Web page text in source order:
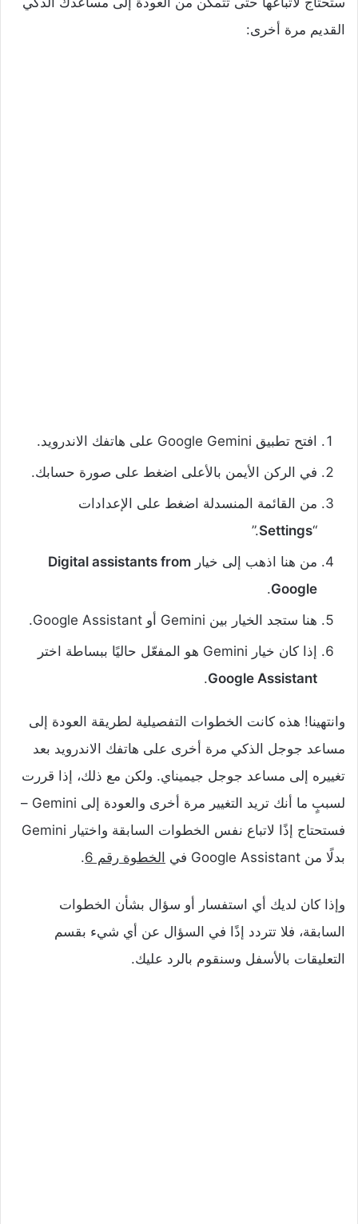
القديم مرة أخرى:
افتح تطبيق Google Gemini على هاتفك الاندرويد.
في الركن الأيمن بالأعلى اضغط على صورة حسابك.
من القائمة المنسدلة اضغط على الإعدادات
“
Settings
.”
من هنا اذهب إلى خيار Digital assistants from
Google
.
هنا ستجد الخيار بين Gemini أو Google Assistant.
إذا كان خيار Gemini هو المفعّل حاليًا ببساطة اختر
Google Assistant
.
وانتهينا! هذه كانت الخطوات التفصيلية لطريقة العودة إلى
مساعد جوجل الذكي مرة أخرى على هاتفك الاندرويد بعد
تغييره إلى مساعد جوجل جيميناي. ولكن مع ذلك، إذا قررت
لسببٍ ما أنك تريد التغيير مرة أخرى والعودة إلى Gemini –
فستحتاج إذًا لاتباع نفس الخطوات السابقة واختيار Gemini
بدلًا من Google Assistant في
الخطوة رقم 6 .
وإذا كان لديك أي استفسار أو سؤال بشأن الخطوات
السابقة، فلا تتردد إذًا في السؤال عن أي شيء بقسم
التعليقات بالأسفل وسنقوم بالرد عليك.